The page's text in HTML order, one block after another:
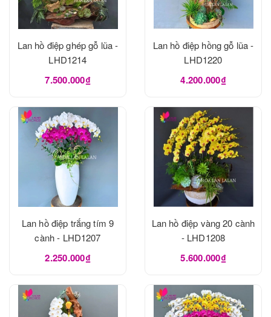
Lan hồ điệp ghép gỗ lũa -
LHD1214
7.500.000₫
Lan hồ điệp hồng gỗ lũa -
LHD1220
4.200.000₫
Lan hồ điệp trắng tím 9
cành - LHD1207
2.250.000₫
Lan hồ điệp vàng 20 cành
- LHD1208
5.600.000₫